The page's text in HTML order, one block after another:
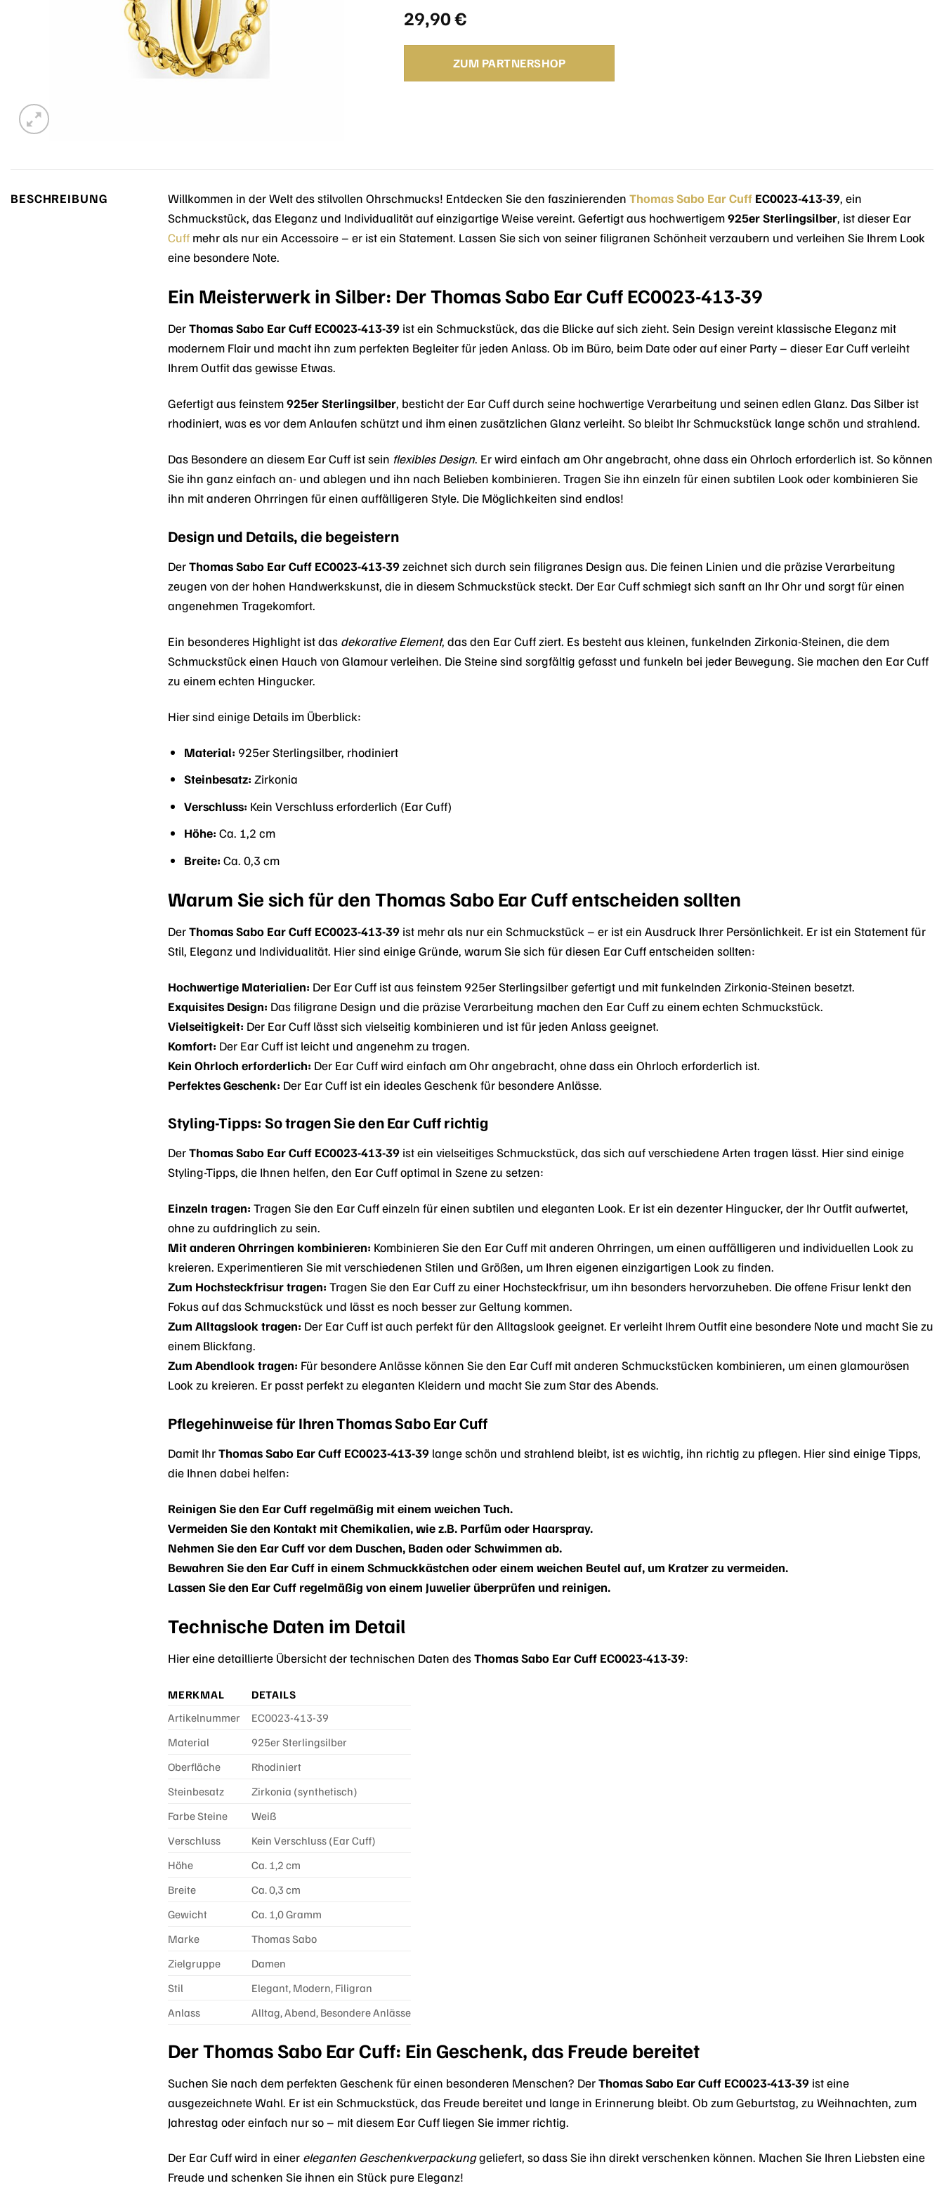
29,90€
ZUM PARTNERSHOP
BESCHREIBUNG Willkommen in der Welt des stilvollen Ohrschmucks! Entdecken Sie den faszinierenden Thomas Sabo Ear Cuff EC0023-413-39, ein
Schmuckstück, das Eleganz und Individualität auf einzigartige Weise vereint. Gefertigt aus hochwertigem925er Sterlingsilber, ist dieser Ear
Cuff mehr als nur ein Accessoire – er ist ein Statement. Lassen Sie sich von seiner filigranen Schönheit verzaubern und verleihen Sie Ihrem Look
eine besondere Note.
Ein Meisterwerk in Silber: Der Thomas Sabo Ear Cuff EC0023-413-39
DerThomas Sabo Ear Cuff EC0023-413-39 ist ein Schmuckstück, das die Blicke auf sich zieht. Sein Design vereint klassische Eleganz mit
modernem Flair und macht ihn zum perfekten Begleiter für jeden Anlass. Ob im Büro, beim Date oder auf einer Party – dieser Ear Cuff verleiht
Ihrem Outfit das gewisse Etwas.
Gefertigt aus feinstem925er Sterlingsilber, besticht der Ear Cuff durch seine hochwertige Verarbeitung und seinen edlen Glanz. Das Silber ist
rhodiniert, was es vor dem Anlaufen schützt und ihm einen zusätzlichen Glanz verleiht. So bleibt Ihr Schmuckstück lange schön und strahlend.
Das Besondere an diesem Ear Cuff ist sein flexibles Design. Er wird einfach am Ohr angebracht, ohne dass ein Ohrloch erforderlich ist. So können
Sie ihn ganz einfach an- und ablegen und ihn nach Belieben kombinieren. Tragen Sie ihn einzeln für einen subtilen Look oder kombinieren Sie
ihn mit anderen Ohrringen für einen auffälligeren Style. Die Möglichkeiten sind endlos!
Design und Details, die begeistern
DerThomas Sabo Ear Cuff EC0023-413-39zeichnet sich durch sein filigranes Design aus. Die feinen Linien und die präzise Verarbeitung
zeugen von der hohen Handwerkskunst, die in diesem Schmuckstück steckt. Der Ear Cuff schmiegt sich sanft an Ihr Ohr und sorgt für einen
angenehmen Tragekomfort.
Ein besonderes Highlight ist das dekorative Element, das den Ear Cuff ziert. Es besteht aus kleinen, funkelnden Zirkonia-Steinen, die dem
Schmuckstück einen Hauch von Glamour verleihen. Die Steine sind sorgfältig gefasst und funkeln bei jeder Bewegung. Sie machen den Ear Cuff
zu einem echten Hingucker.
Hier sind einige Details im Überblick:
Material: 925er Sterlingsilber, rhodiniert
Steinbesatz: Zirkonia
Verschluss: Kein Verschluss erforderlich (Ear Cuff)
Höhe: Ca. 1,2 cm
Breite: Ca. 0,3 cm
Warum Sie sich für den Thomas Sabo Ear Cuff entscheiden sollten
DerThomas Sabo Ear Cuff EC0023-413-39 ist mehr als nur ein Schmuckstück – er ist ein Ausdruck Ihrer Persönlichkeit. Er ist ein Statement für
Stil, Eleganz und Individualität. Hier sind einige Gründe, warum Sie sich für diesen Ear Cuff entscheiden sollten:
Hochwertige Materialien: Der Ear Cuff ist aus feinstem 925er Sterlingsilber gefertigt und mit funkelnden Zirkonia-Steinen besetzt.
Exquisites Design: Das filigrane Design und die präzise Verarbeitung machen den Ear Cuff zu einem echten Schmuckstück.
Vielseitigkeit: Der Ear Cuff lässt sich vielseitig kombinieren und ist für jeden Anlass geeignet.
Komfort: Der Ear Cuff ist leicht und angenehm zu tragen.
Kein Ohrloch erforderlich: Der Ear Cuff wird einfach am Ohr angebracht, ohne dass ein Ohrloch erforderlich ist.
Perfektes Geschenk: Der Ear Cuff ist ein ideales Geschenk für besondere Anlässe.
Styling-Tipps: So tragen Sie den Ear Cuff richtig
DerThomas Sabo Ear Cuff EC0023-413-39 ist ein vielseitiges Schmuckstück, das sich auf verschiedene Arten tragen lässt. Hier sind einige
Styling-Tipps, die Ihnen helfen, den Ear Cuff optimal in Szene zu setzen:
Einzeln tragen: Tragen Sie den Ear Cuff einzeln für einen subtilen und eleganten Look. Er ist ein dezenter Hingucker, der Ihr Outfit aufwertet,
ohne zu aufdringlich zu sein.
Mit anderen Ohrringen kombinieren: Kombinieren Sie den Ear Cuff mit anderen Ohrringen, um einen auffälligeren und individuellen Look zu
kreieren. Experimentieren Sie mit verschiedenen Stilen und Größen, um Ihren eigenen einzigartigen Look zu finden.
Zum Hochsteckfrisur tragen: Tragen Sie den Ear Cuff zu einer Hochsteckfrisur, um ihn besonders hervorzuheben. Die offene Frisur lenkt den
Fokus auf das Schmuckstück und lässt es noch besser zur Geltung kommen.
Zum Alltagslook tragen: Der Ear Cuff ist auch perfekt für den Alltagslook geeignet. Er verleiht Ihrem Outfit eine besondere Note und macht Sie zu
einem Blickfang.
Zum Abendlook tragen: Für besondere Anlässe können Sie den Ear Cuff mit anderen Schmuckstücken kombinieren, um einen glamourösen
Look zu kreieren. Er passt perfekt zu eleganten Kleidern und macht Sie zum Star des Abends.
Pflegehinweise für Ihren Thomas Sabo Ear Cuff
Damit IhrThomas Sabo Ear Cuff EC0023-413-39 lange schön und strahlend bleibt, ist es wichtig, ihn richtig zu pflegen. Hier sind einige Tipps,
die Ihnen dabei helfen:
Reinigen Sie den Ear Cuff regelmäßig mit einem weichen Tuch.
Vermeiden Sie den Kontakt mit Chemikalien, wie z.B. Parfüm oder Haarspray.
Nehmen Sie den Ear Cuff vor dem Duschen, Baden oder Schwimmen ab.
Bewahren Sie den Ear Cuff in einem Schmuckkästchen oder einem weichen Beutel auf, um Kratzer zu vermeiden.
Lassen Sie den Ear Cuff regelmäßig von einem Juwelier überprüfen und reinigen.
Technische Daten im Detail
Hier eine detaillierte Übersicht der technischen Daten desThomas Sabo Ear Cuff EC0023-413-39:
MERKMAL
DETAILS
Artikelnummer
EC0023-413-39
Material
925er Sterlingsilber
Oberfläche
Rhodiniert
Steinbesatz
Zirkonia (synthetisch)
Farbe Steine
Weiß
Verschluss
Kein Verschluss (Ear Cuff)
Höhe
Ca. 1,2 cm
Breite
Ca. 0,3 cm
Gewicht
Ca. 1,0 Gramm
Marke
Thomas Sabo
Zielgruppe
Damen
Stil
Elegant, Modern, Filigran
Anlass
Alltag, Abend, Besondere Anlässe
Der Thomas Sabo Ear Cuff: Ein Geschenk, das Freude bereitet
Suchen Sie nach dem perfekten Geschenk für einen besonderen Menschen? DerThomas Sabo Ear Cuff EC0023-413-39 ist eine
ausgezeichnete Wahl. Er ist ein Schmuckstück, das Freude bereitet und lange in Erinnerung bleibt. Ob zum Geburtstag, zu Weihnachten, zum
Jahrestag oder einfach nur so – mit diesem Ear Cuff liegen Sie immer richtig.
Der Ear Cuff wird in einer eleganten Geschenkverpackunggeliefert, so dass Sie ihn direkt verschenken können. Machen Sie Ihren Liebsten eine
Freude und schenken Sie ihnen ein Stück pure Eleganz!